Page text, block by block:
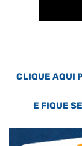
CLIQUE AQUI
E FIQUE